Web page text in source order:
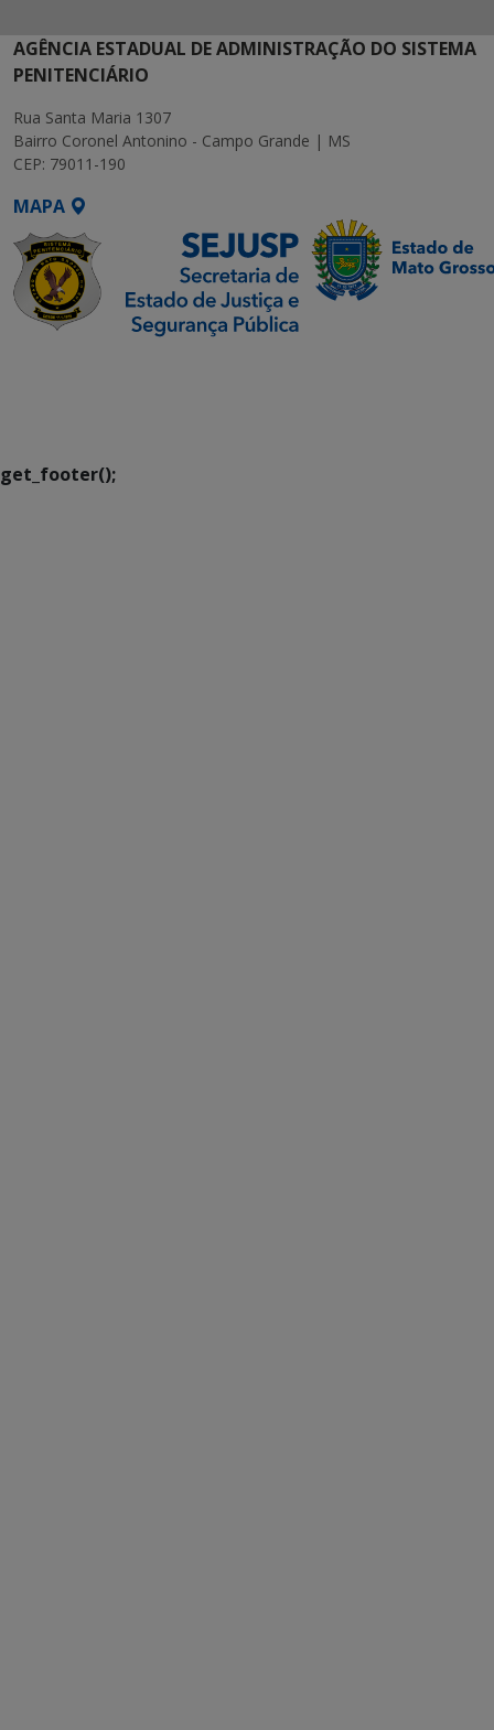
AGÊNCIA ESTADUAL DE ADMINISTRAÇÃO DO SISTEMA
PENITENCIÁRIO
Rua Santa Maria 1307
Bairro Coronel Antonino - Campo Grande | MS
CEP: 79011-190
MAPA
get_footer();